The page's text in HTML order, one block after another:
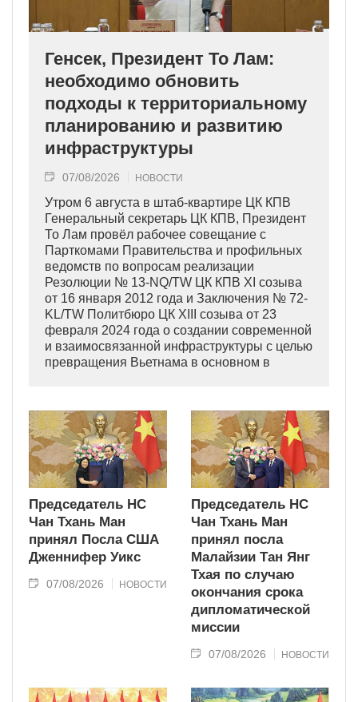
Генсек, Президент То Лам:
необходимо обновить
подходы к территориальному
планированию и развитию
инфраструктуры
07/08/2026 НОВОСТИ
Утром 6 августа в штаб-квартире ЦК КПВ
Генеральный секретарь ЦК КПВ, Президент
То Лам провёл рабочее совещание с
Парткомами Правительства и профильных
ведомств по вопросам реализации
Резолюции № 13-NQ/TW ЦК КПВ XI созыва
от 16 января 2012 года и Заключения № 72-
KL/TW Политбюро ЦК XIII созыва от 23
февраля 2024 года о создании современной
и взаимосвязанной инфраструктуры с целью
превращения Вьетнама в основном в
Председатель НС
Чан Тхань Ман
принял Посла США
Дженнифер Уикс
07/08/2026 НОВОСТИ
Председатель НС
Чан Тхань Ман
принял посла
Малайзии Тан Янг
Тхая по случаю
окончания срока
дипломатической
миссии
07/08/2026 НОВОСТИ